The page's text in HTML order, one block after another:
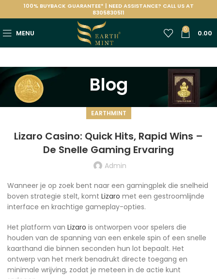
100% BUYBACK GUARANTEE* | NEED ASSISTANCE? CALL US AT
8305830511
MENU 0 0.00
Blog
EARTHMINT
Lizaro Casino: Quick Hits, Rapid Wins –
De Snelle Gaming Ervaring
Admin
Wanneer je op zoek bent naar een gamingplek die snelheid
boven strategie stelt, komt Lizaro met een gestroomlijnde
interface en krachtige gameplay-opties.
Het platform van Lizaro is ontworpen voor spelers die
houden van de spanning van een enkele spin of een snelle
kaarthand die binnen seconden hun lot bepaalt. Het
ontwerp van het merk benadrukt directe toegang en
minimale wrijving, zodat je meteen in de actie kunt